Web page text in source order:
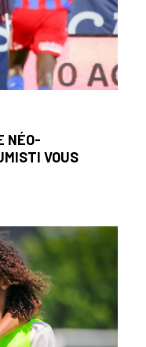
NÉO-
VOUS